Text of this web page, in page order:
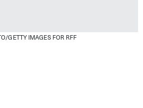
GETTY IMAGES FOR RFF